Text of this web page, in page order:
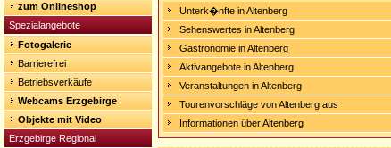
zum Onlineshop
Spezialangebote
Fotogalerie
Barrierefrei
Betriebsverkäufe
Webcams Erzgebirge
Objekte mit Video
Erzgebirge Regional
Unterk�nfte in Altenberg
Sehenswertes in Altenberg
Gastronomie in Altenberg
Aktivangebote in Altenberg
Veranstaltungen in Altenberg
Tourenvorschläge von Altenberg aus
Informationen über Altenberg